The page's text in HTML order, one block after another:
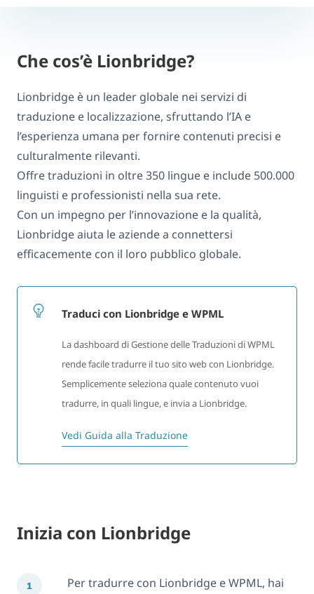
Che cos’è Lionbridge?
Lionbridge è un leader globale nei servizi di
traduzione e localizzazione, sfruttando l’IA e
l’esperienza umana per fornire contenuti precisi e
culturalmente rilevanti.
Offre traduzioni in oltre 350 lingue e include 500.000
linguisti e professionisti nella sua rete.
Con un impegno per l’innovazione e la qualità,
Lionbridge aiuta le aziende a connettersi
efficacemente con il loro pubblico globale.
Traduci con Lionbridge e WPML
La dashboard di Gestione delle Traduzioni di WPML
rende facile tradurre il tuo sito web con Lionbridge.
Semplicemente seleziona quale contenuto vuoi
tradurre, in quali lingue, e invia a Lionbridge.
Vedi Guida alla Traduzione
Inizia con Lionbridge
Per tradurre con Lionbridge e WPML, hai